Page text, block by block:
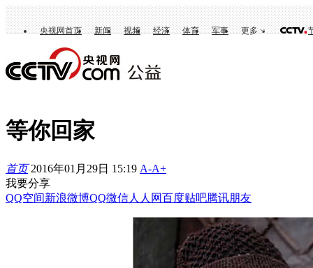
央视网首页 新闻 视频 经济 体育 军事 更多
等你回家
首页 2016年01月29日 15:19 A-A+
我要分享
QQ空间新浪微博QQ微信人人网百度贴吧腾讯朋友